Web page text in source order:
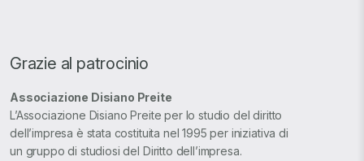
Grazie al patrocinio
Associazione Disiano Preite
L’Associazione Disiano Preite per lo studio del diritto
dell’impresa è stata costituita nel 1995 per iniziativa di
un gruppo di studiosi del Diritto dell’impresa.